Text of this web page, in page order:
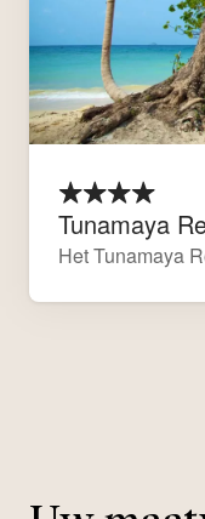
Tunamaya
Het Tunamaya